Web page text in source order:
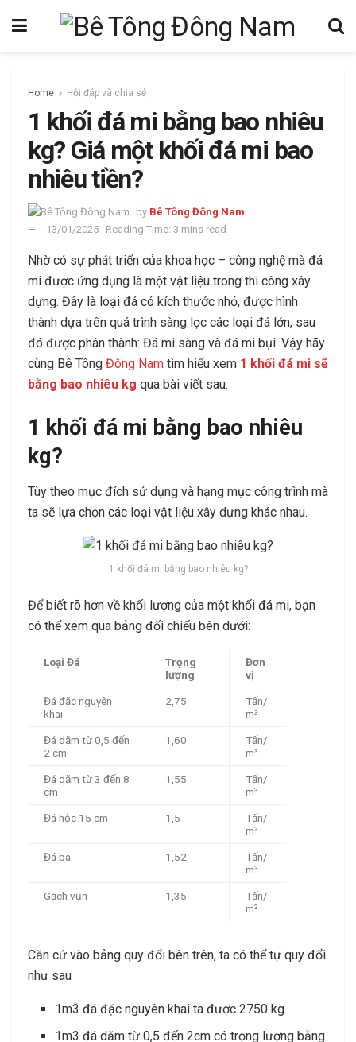
Home Hỏi đáp và chia sẻ
1 khối đá mi bằng bao nhiêu
kg? Giá một khối đá mi bao
nhiêu tiền?
by Bê Tông Đông Nam
13/01/2025
Reading Time: 3 mins read
Nhờ có sự phát triển của khoa học – công nghệ mà đá
mi được ứng dụng là một vật liệu trong thi công xây
dựng. Đây là loại đá có kích thước nhỏ, được hình
thành dựa trên quá trình sàng lọc các loại đá lớn, sau
đó được phân thành: Đá mi sàng và đá mi bụi. Vậy hãy
cùng Bê Tông Đông Nam tìm hiểu xem 1 khối đá mi sẽ
bằng bao nhiêu kg qua bài viết sau.
1 khối đá mi bằng bao nhiêu
kg?
Tùy theo mục đích sử dụng và hạng mục công trình mà
ta sẽ lựa chọn các loại vật liệu xây dựng khác nhau.
1 khối đá mi bằng bao nhiêu kg?
Để biết rõ hơn về khối lượng của một khối đá mi, bạn
có thể xem qua bảng đối chiếu bên dưới:
Loại Đá
Trọng
lượng
Đơn
vị
Đá đặc nguyên
khai
2,75
Tấn/
m³
Đá dăm từ 0,5 đến
2 cm
1,60
Tấn/
m³
Đá dăm từ 3 đến 8
cm
1,55
Tấn/
m³
Đá hộc 15 cm 1,5
Tấn/
m³
Đá ba 1,52
Tấn/
m³
Gạch vụn 1,35
Tấn/
m³
Căn cứ vào bảng quy đổi bên trên, ta có thể tự quy đổi
như sau
1m3 đá đặc nguyên khai ta được 2750 kg.
1m3 đá dăm từ 0,5 đến 2cm có trọng lượng bằng